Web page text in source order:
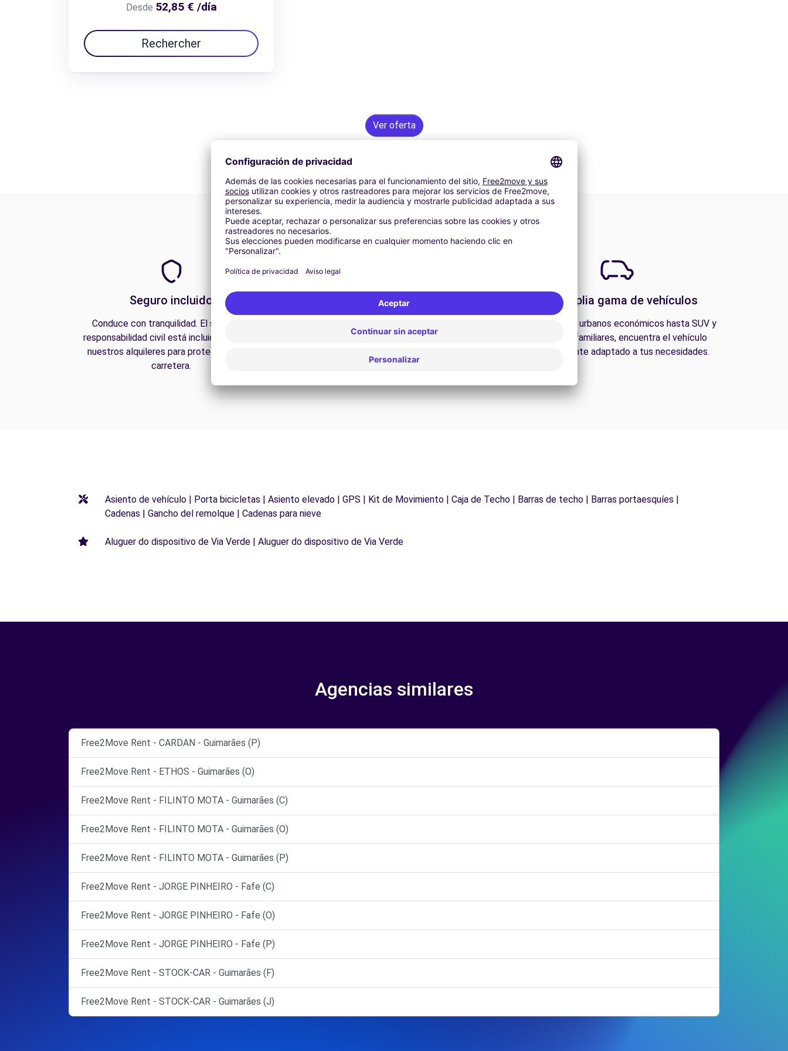
Desde 52,85 € /día
Rechercher
Ver oferta
Seguro incluido
Conduce con tranquilidad. El seguro de
responsabilidad civil está incluido en todos
nuestros alquileres para protegerte en la
carretera.
Asistencia 24/7
asistencia está disponible en cualquier momento
Una amplia gama de vehículos
Desde coches urbanos económicos hasta SUV y
furgonetas familiares, encuentra el vehículo
perfectamente adaptado a tus necesidades.
Asiento de vehículo | Porta bicicletas | Asiento elevado | GPS | Kit de Movimiento | Caja de Techo | Barras de techo | Barras portaesquíes |
Cadenas | Gancho del remolque | Cadenas para nieve
Aluguer do dispositivo de Via Verde | Aluguer do dispositivo de Via Verde
Agencias similares
Free2Move Rent - CARDAN - Guimarães (P)
Free2Move Rent - ETHOS - Guimarães (O)
Free2Move Rent - FILINTO MOTA - Guimarães (C)
Free2Move Rent - FILINTO MOTA - Guimarães (O)
Free2Move Rent - FILINTO MOTA - Guimarães (P)
Free2Move Rent - JORGE PINHEIRO - Fafe (C)
Free2Move Rent - JORGE PINHEIRO - Fafe (O)
Free2Move Rent - JORGE PINHEIRO - Fafe (P)
Free2Move Rent - STOCK-CAR - Guimarães (F)
Free2Move Rent - STOCK-CAR - Guimarães (J)